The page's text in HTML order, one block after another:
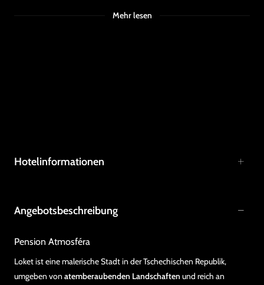
Mehr lesen
Hotelinformationen
Angebotsbeschreibung
Pension Atmosféra
Loket ist eine malerische Stadt in der Tschechischen Republik,
umgeben von atemberaubenden Landschaften und reich an